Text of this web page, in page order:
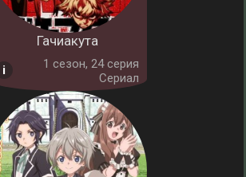
Гачиакута
1 cезон, 24 серия
Сериал